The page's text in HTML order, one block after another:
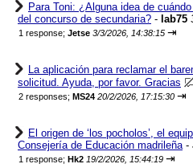
Para Toni: ¿Alguna idea de
del concurso de secundaria? - lab75
1 response; Jetse 3/3/2026, 14:38:15 ⇥
La aplicación para reclamar el
solicitud. Ayuda, por favor. Gracias
2 responses; MS24 20/2/2026, 17:15:30 ⇥
El origen de ‘los pocholos’, el
Consejería de Educación madrileña-
1 response; Hk2 19/2/2026, 15:44:19 ⇥